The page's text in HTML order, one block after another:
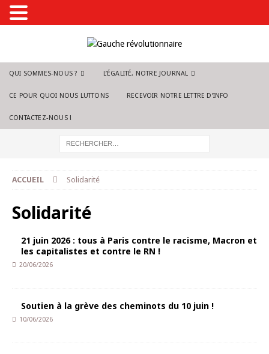
QUI SOMMES-NOUS ? L’ÉGALITÉ, NOTRE JOURNAL
CE POUR QUOI NOUS LUTTONS RECEVOIR NOTRE LETTRE D’INFO
CONTACTEZ-NOUS !
ACCUEIL Solidarité
Solidarité
21 juin 2026 : tous à Paris contre le racisme, Macron et
les capitalistes et contre le RN !
20/06/2026
Soutien à la grève des cheminots du 10 juin !
10/06/2026